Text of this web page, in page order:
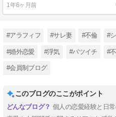
1年6ヶ月前
#アラフィフ #サレ妻 #不倫 #
#婚外恋愛 #浮気 #バツイチ #
#会員制ブログ
このブログのここがポイント
個人の恋愛経験と日